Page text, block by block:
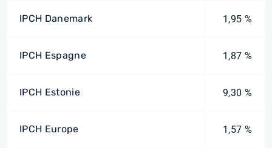
IPCH Danemark 1,95 %
IPCH Espagne 1,87 %
IPCH Estonie 9,30 %
IPCH Europe 1,57 %